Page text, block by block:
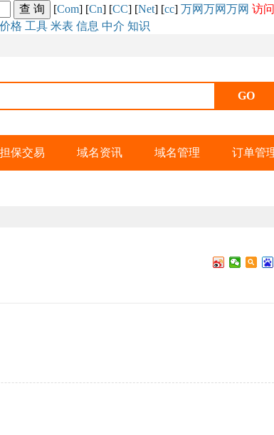
[Com] [Cn] [CC] [Net] [cc] 万网万网万网 访问
价格 工具 米表 信息 中介 知识